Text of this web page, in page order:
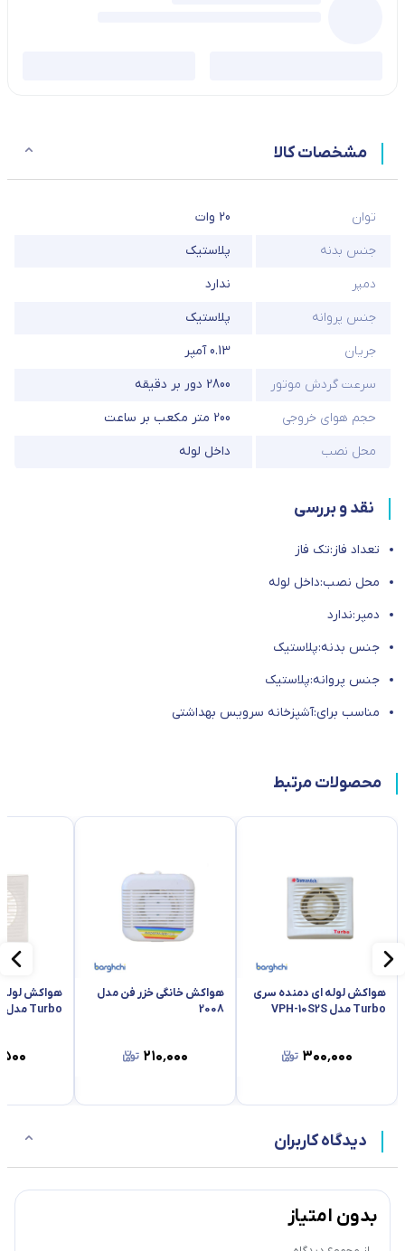
مشخصات کالا
توان
20 وات
جنس بدنه
پلاستیک
دمپر
ندارد
جنس پروانه
پلاستیک
جریان
0.13 آمپر
سرعت گردش موتور
2800 دور بر دقیقه
حجم هوای خروجی
200 متر مکعب بر ساعت
محل نصب
داخل لوله
نقد و بررسی
تعداد فاز:تک فاز
محل نصب:داخل لوله
دمپر:ندارد
جنس بدنه:پلاستیک
جنس پروانه:پلاستیک
مناسب برای:آشپزخانه سرویس بهداشتی
محصولات مرتبط
هواکش لوله ای دمنده سری
Turbo مدل VPH-10S2S
۳۰۰٬۰۰۰
هواکش خانگی خزر فن مدل
2008
۲۱۰٬۰۰۰
هواکش
Turbo مدل VPH-15S2S
دیدگاه کاربران
بدون امتیاز